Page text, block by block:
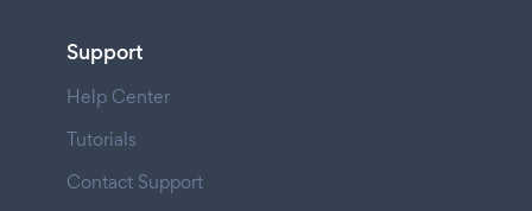
Support
Help Center
Tutorials
Contact Support